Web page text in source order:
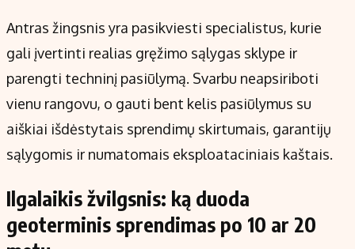
Antras žingsnis yra pasikviesti specialistus, kurie
gali įvertinti realias gręžimo sąlygas sklype ir
parengti techninį pasiūlymą. Svarbu neapsiriboti
vienu rangovu, o gauti bent kelis pasiūlymus su
aiškiai išdėstytais sprendimų skirtumais, garantijų
sąlygomis ir numatomais eksploataciniais kaštais.
Ilgalaikis žvilgsnis: ką duoda
geoterminis sprendimas po 10 ar 20